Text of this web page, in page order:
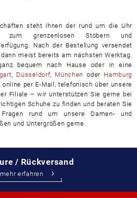
steht Ihnen der rund um die Uhr
zum grenzenlosen Stöbern und
Nach der Bestellung versendet
meist bereits am nächsten Werktag.
bequem nach Hause oder in eine
, Düsseldorf, München oder Hamburg
per E-Mail, telefonisch über unsere
Filiale – wir unterstützen Sie gerne bei
Schuhe zu finden und beraten Sie
rund um unsere Damen- und
und Untergrößen gerne.
/ Rückversand
mehr erfahren